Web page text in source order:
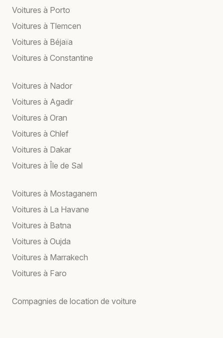
Voitures à Porto
Voitures à Tlemcen
Voitures à Béjaïa
Voitures à Constantine
Voitures à Nador
Voitures à Agadir
Voitures à Oran
Voitures à Chlef
Voitures à Dakar
Voitures à Île de Sal
Voitures à Mostaganem
Voitures à La Havane
Voitures à Batna
Voitures à Oujda
Voitures à Marrakech
Voitures à Faro
Compagnies de location de voiture